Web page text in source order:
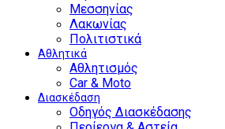
Μεσσηνίας
Λακωνίας
Πολιτιστικά
Αθλητικά
Αθλητισμός
Car & Moto
Διασκέδαση
Οδηγός Διασκέδασης